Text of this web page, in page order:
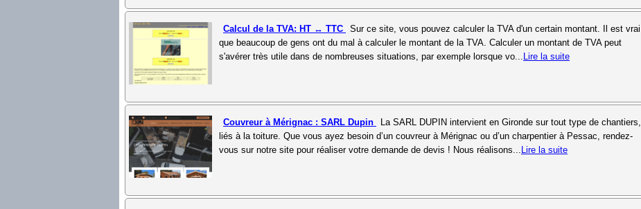
Calcul de la TVA: HT ↔ TTC
Sur ce site, vous pouvez calculer la TVA d'un certain montant. Il est vrai
que beaucoup de gens ont du mal à calculer le montant de la TVA. Calculer un montant de TVA peut
s'avérer très utile dans de nombreuses situations, par exemple lorsque vo... Lire la suite
Couvreur à Mérignac : SARL Dupin
La SARL DUPIN intervient en Gironde sur tout type de chantiers,
liés à la toiture. Que vous ayez besoin d’un couvreur à Mérignac ou d’un charpentier à Pessac, rendez-
vous sur notre site pour réaliser votre demande de devis ! Nous réalisons... Lire la suite